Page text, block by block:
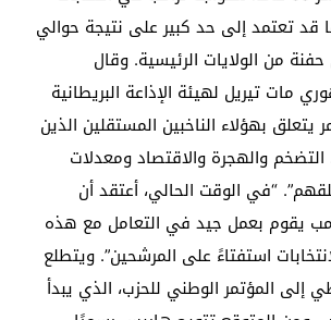
قد تعتمد إلى حد كبير على نتيجة حوالي
حفنة من الولايات الرئيسية. وقال
مات تيريل لهيئة الإذاعة البريطانية
بهؤلاء الناخبين المستقلين الذين
والهجرة والاقتصاد ومعدلات
“في الوقت الحالي، أعتقد أن
يقوم بعمل جيد في التعامل مع هذه
استفتاءً على المرشحين”. ويتطلع
إلى المؤتمر الوطني للحزب، الذي يبدأ